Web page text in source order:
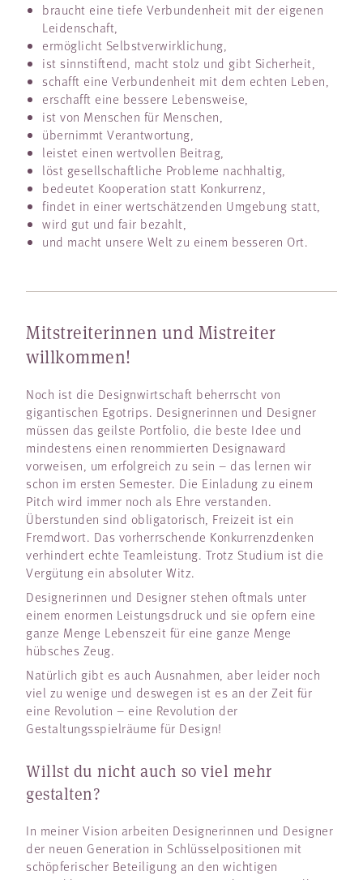
braucht eine tiefe Verbundenheit mit der eigenen
Leidenschaft,
ermöglicht Selbstverwirklichung,
ist sinnstiftend, macht stolz und gibt Sicherheit,
schafft eine Verbundenheit mit dem echten Leben,
erschafft eine bessere Lebensweise,
ist von Menschen für Menschen,
übernimmt Verantwortung,
leistet einen wertvollen Beitrag,
löst gesellschaftliche Probleme nachhaltig,
bedeutet Kooperation statt Konkurrenz,
findet in einer wertschätzenden Umgebung statt,
wird gut und fair bezahlt,
und macht unsere Welt zu einem besseren Ort.
Mitstreiterinnen und Mistreiter
willkommen!
Noch ist die Designwirtschaft beherrscht von
gigantischen Egotrips. Designerinnen und Designer
müssen das geilste Portfolio, die beste Idee und
mindestens einen renommierten Designaward
vorweisen, um erfolgreich zu sein – das lernen wir
schon im ersten Semester. Die Einladung zu einem
Pitch wird immer noch als Ehre verstanden.
Überstunden sind obligatorisch, Freizeit ist ein
Fremdwort. Das vorherrschende Konkurrenzdenken
verhindert echte Teamleistung. Trotz Studium ist die
Vergütung ein absoluter Witz.
Designerinnen und Designer stehen oftmals unter
einem enormen Leistungsdruck und sie opfern eine
ganze Menge Lebenszeit für eine ganze Menge
hübsches Zeug.
Natürlich gibt es auch Ausnahmen, aber leider noch
viel zu wenige und deswegen ist es an der Zeit für
eine Revolution – eine Revolution der
Gestaltungsspielräume für Design!
Willst du nicht auch so viel mehr
gestalten?
In meiner Vision arbeiten Designerinnen und Designer
der neuen Generation in Schlüsselpositionen mit
schöpferischer Beteiligung an den wichtigen